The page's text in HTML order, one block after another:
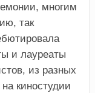
многим
так
и лауреаты
из разных
киностудии